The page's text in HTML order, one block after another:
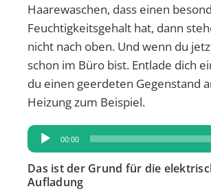
Haarewaschen, dass einen
Feuchtigkeitsgehalt hat, dann
nicht nach oben. Und wenn du
schon im Büro bist. Entlade dich
du einen geerdeten Gegenstand
Heizung zum Beispiel.
Audio-
Player
00:00
Das ist der Grund für die
Aufladung